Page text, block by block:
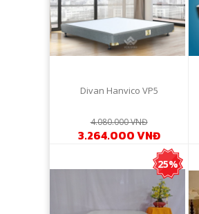
Divan Hanvico VP5
4.080.000 VNĐ
3.264.000 VNĐ
25%